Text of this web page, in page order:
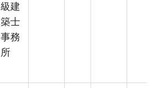
級建
築士
事務
所